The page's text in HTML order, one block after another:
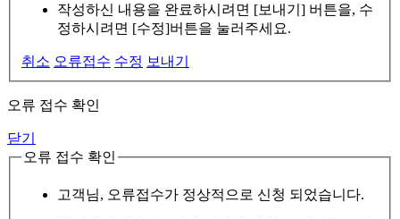
작성하신 내용을 완료하시려면 [보내기] 버튼을, 수
정하시려면 [수정]버튼을 눌러주세요.
취소 오류접수 수정 보내기
오류 접수 확인
닫기
오류 접수 확인
고객님, 오류접수가 정상적으로 신청 되었습니다.